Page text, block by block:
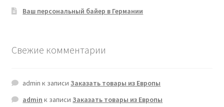
Ваш персональный байер в Германии
Свежие комментарии
admin к записиЗаказать товары из Европы
admin к записиЗаказать товары из Европы